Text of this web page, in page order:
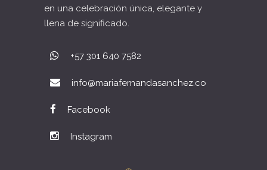
en una celebración única, elegante y
llena de significado.
+57 301 640 7582
info@mariafernandasanchez.co
Facebook
Instagram